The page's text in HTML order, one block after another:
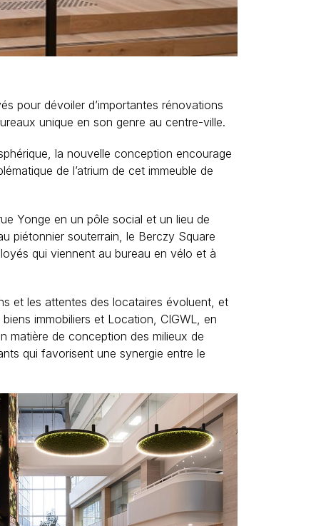
pour dévoiler d’importantes rénovations
unique en son genre au centre-ville.
la nouvelle conception encourage
de l’atrium de cet immeuble de
Yonge en un pôle social et un lieu de
piétonnier souterrain, le Berczy Square
qui viennent au bureau en vélo et à
et les attentes des locataires évoluent, et
immobiliers et Location, CIGWL
, en
matière de conception des milieux de
qui favorisent une synergie entre le